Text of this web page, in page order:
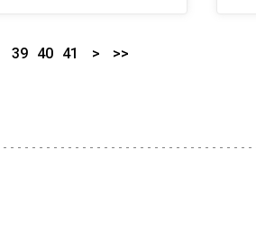
39 40 41 > >>